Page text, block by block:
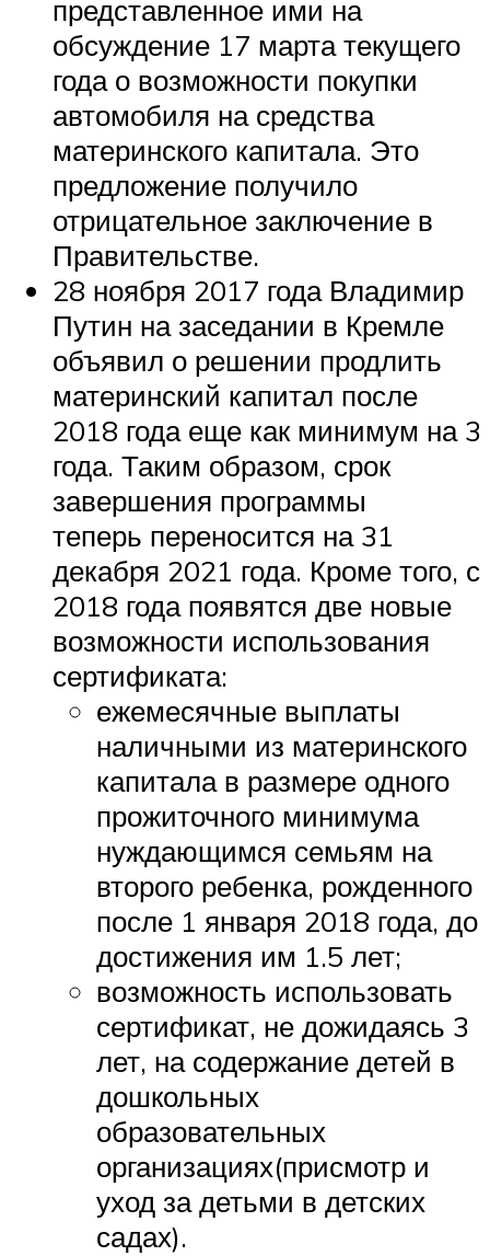
представленное ими на
обсуждение 17 марта текущего
года о возможности покупки
автомобиля на средства
материнского капитала. Это
предложение получило
отрицательное заключение в
Правительстве.
28 ноября 2017 года Владимир
Путин на заседании в Кремле
объявил о решении продлить
материнский капитал после
2018 года еще как минимум на 3
года. Таким образом, срок
завершения программы
теперь переносится на 31
декабря 2021 года. Кроме того, с
2018 года появятся две новые
возможности использования
сертификата:
ежемесячные выплаты
наличными из материнского
капитала в размере одного
прожиточного минимума
нуждающимся семьям на
второго ребенка, рожденного
после 1 января 2018 года, до
достижения им 1.5 лет;
возможность использовать
сертификат, не дожидаясь 3
лет, на содержание детей в
дошкольных
образовательных
организациях(присмотр и
уход за детьми в детских
садах).